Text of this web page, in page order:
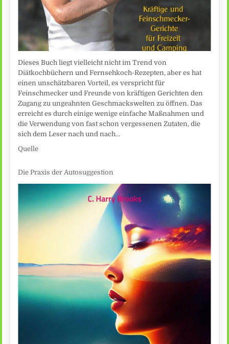
Dieses Buch liegt vielleicht nicht im Trend von
Diätkochbüchern und Fernsehkoch-Rezepten, aber es hat
einen unschätzbaren Vorteil, es verspricht für
Feinschmecker und Freunde von kräftigen Gerichten den
Zugang zu ungeahnten Geschmackswelten zu öffnen. Das
erreicht es durch einige wenige einfache Maßnahmen und
die Verwendung von fast schon vergessenen Zutaten, die
sich dem Leser nach und nach…
Quelle
Die Praxis der Autosuggestion